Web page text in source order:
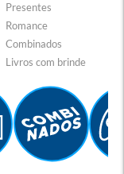
Presentes
Romance
Combinados
Livros com brinde